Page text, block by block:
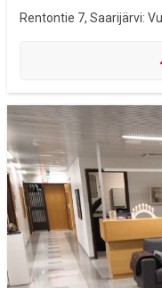
Rentontie 7, Saarijärvi: